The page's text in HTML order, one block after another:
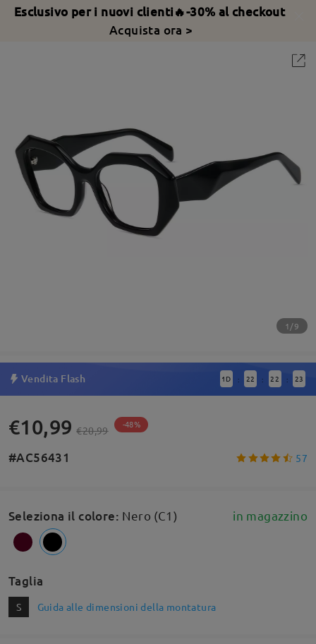
Esclusivo per i nuovi clienti🔥-30% al checkout
Acquista ora >
1/9
Vendita Flash 1 D : 22 : 22 : 23
€10,99 €20,99 -48%
#AC56431 57
Seleziona il colore: Nero (C1) in magazzino
Taglia
S Guida alle dimensioni della montatura